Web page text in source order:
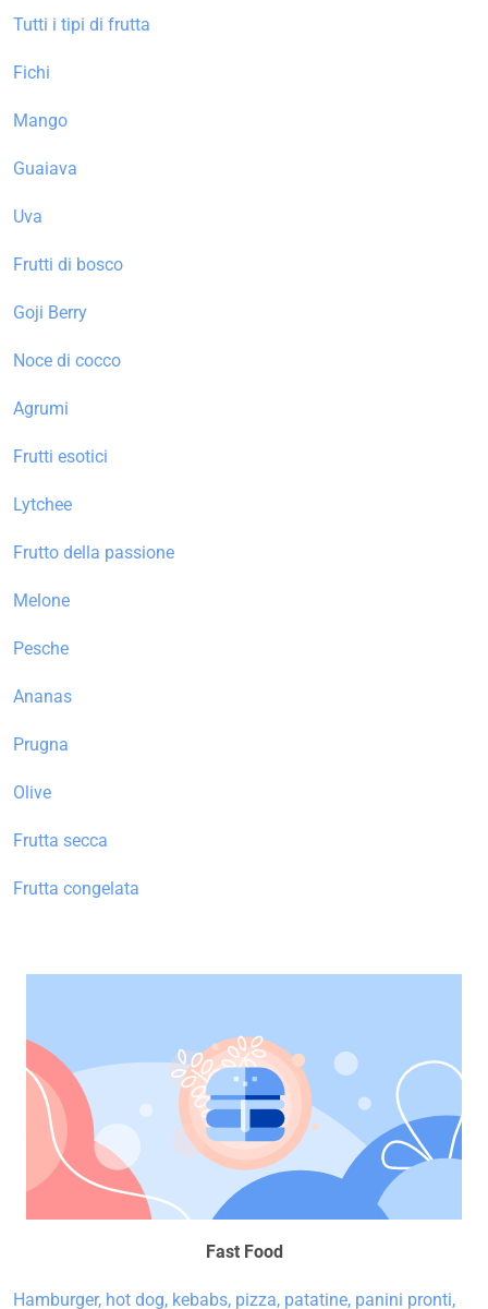
Tutti i tipi di frutta
Fichi
Mango
Guaiava
Uva
Frutti di bosco
Goji Berry
Noce di cocco
Agrumi
Frutti esotici
Lytchee
Frutto della passione
Melone
Pesche
Ananas
Prugna
Olive
Frutta secca
Frutta congelata
Fast Food
Hamburger, hot dog, kebabs, pizza, patatine, panini pronti,